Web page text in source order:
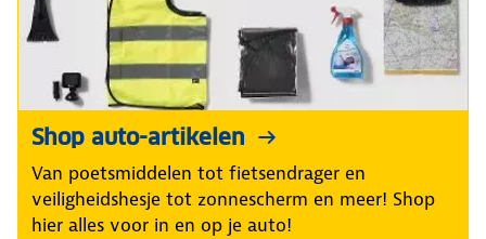
Shop auto-artikelen
Van poetsmiddelen tot fietsendrager en
veiligheidshesje tot zonnescherm en meer! Shop
hier alles voor in en op je auto!